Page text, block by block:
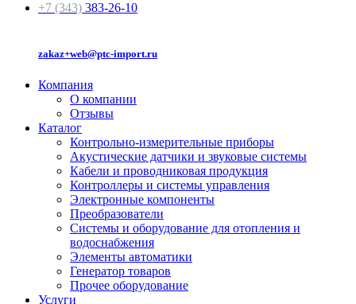
+7 (343) 383-26-10
zakaz+web@ptc-import.ru
Компания
О компании
Отзывы
Каталог
Контрольно-измерительные приборы
Акустические датчики и звуковые системы
Кабели и проводниковая продукция
Контроллеры и системы управления
Электронные компоненты
Преобразователи
Системы и оборудование для отопления и
водоснабжения
Элементы автоматики
Генератор товаров
Прочее оборудование
Услуги